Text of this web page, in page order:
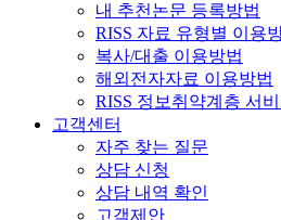
내 추천논문 등록방법
RISS 자료 유형별 이용
복사/대출 이용방법
해외전자자료 이용방법
RISS 정보취약계층 서
고객센터
자주 찾는 질문
상담 신청
상담 내역 확인
고객제안